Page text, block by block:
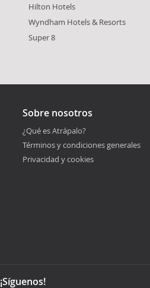
Hilton Hotels
Wyndham Hotels & Resorts
Super 8
Sobre nosotros
¿Qué es Atrápalo?
Términos y condiciones generales
Privacidad y cookies
¡Síguenos!